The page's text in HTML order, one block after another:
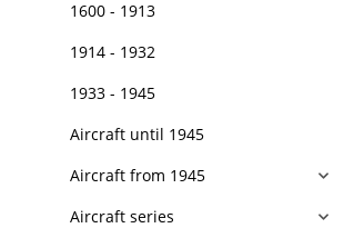
1600 - 1913
1914 - 1932
1933 - 1945
Aircraft until 1945
Aircraft from 1945
Aircraft series